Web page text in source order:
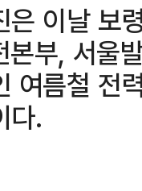
이날 보
본부, 서울
여름철 전
다.